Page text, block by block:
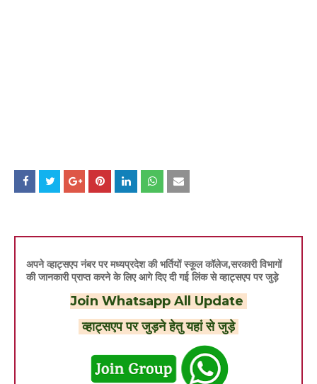
अपने व्हाट्सएप नंबर पर मध्यप्रदेश की भर्तियों स्कूल कॉलेज,सरकारी विभागों
की जानकारी प्राप्त करने के लिए आगे दिए दी गई लिंक से व्हाट्सएप पर जुड़े
Join Whatsapp All Update
व्हाट्सएप पर जुड़ने हेतु यहां से जुड़े